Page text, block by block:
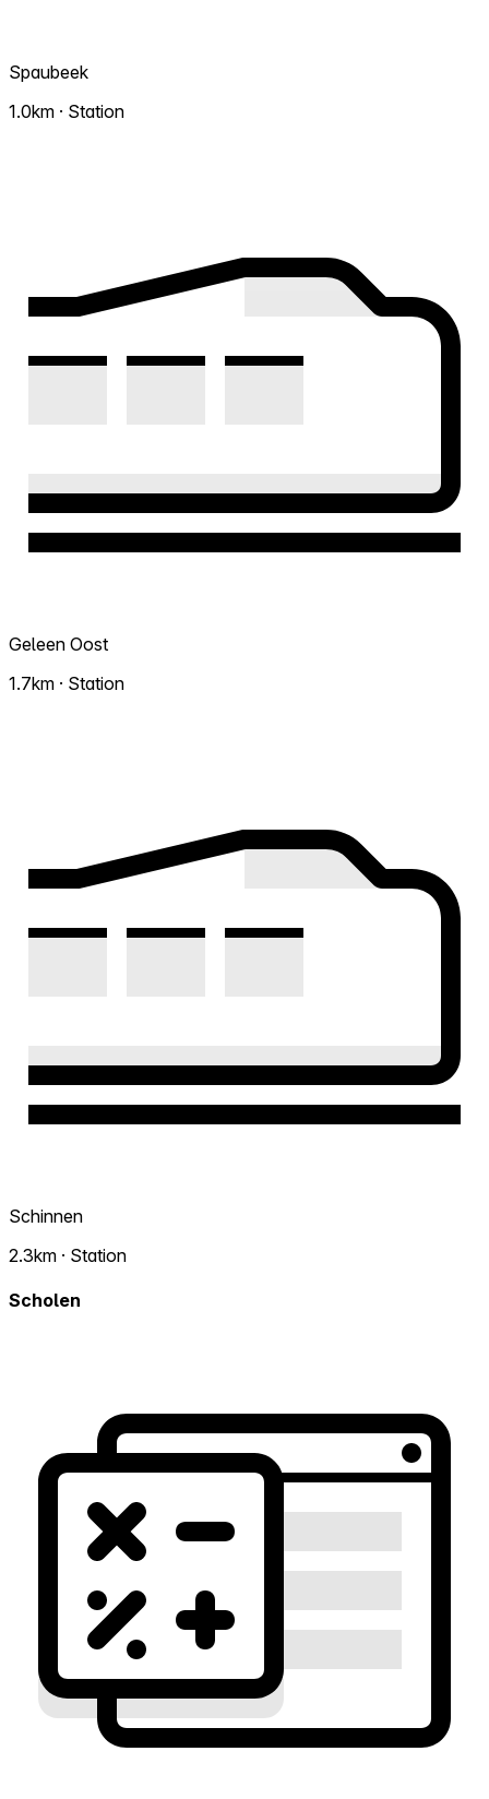
Spaubeek
1.0km · Station
Geleen Oost
1.7km · Station
Schinnen
2.3km · Station
Scholen